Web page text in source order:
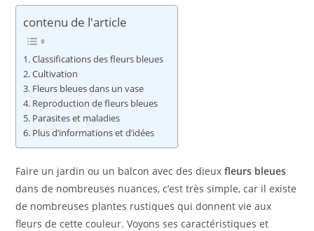
publication :
contenu de l'article
Classifications des fleurs bleues
Cultivation
Fleurs bleues dans un vase
Reproduction de fleurs bleues
Parasites et maladies
Plus d’informations et d’idées
Faire un jardin ou un balcon avec des dieuxfleurs bleues
dans de nombreuses nuances, c’est très simple, car il existe
de nombreuses plantes rustiques qui donnent vie aux
fleurs de cette couleur. Voyons ses caractéristiques et